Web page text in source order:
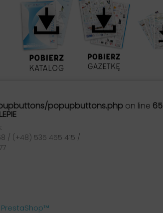
popupbuttons.php on line 65
/ (+48) 535 455 415 /